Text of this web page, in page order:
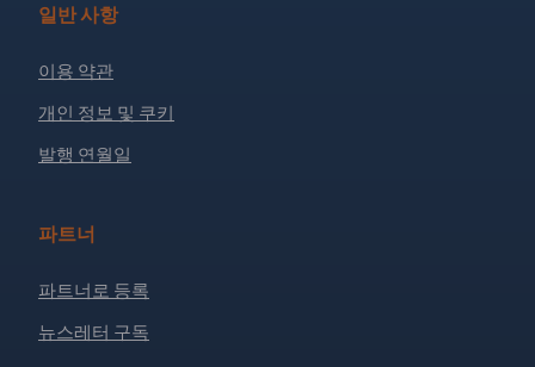
일반 사항
이용 약관
개인 정보 및 쿠키
발행 연월일
파트너
파트너로 등록
뉴스레터 구독